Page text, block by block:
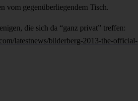
vom gegenüberliegendem Tisch.
die sich da “ganz privat” treffen:
latestnews/bilderberg-2013-the-official-